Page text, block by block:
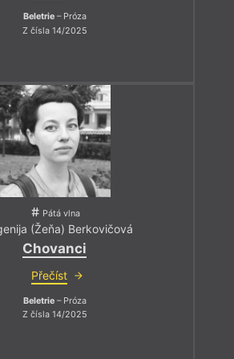
Beletrie– Próza
Z čísla 14/2025
Pátá vlna
(Žeňa) Berkovičová
Chovanci
Přečíst
Beletrie– Próza
Z čísla 14/2025